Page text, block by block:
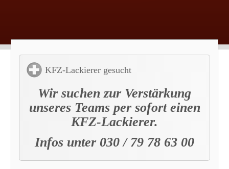
KFZ-Lackierer gesucht
Wir suchen zur Verstärkung
unseres Teams per sofort einen
KFZ-Lackierer.
Infos unter 030 / 79 78 63 00